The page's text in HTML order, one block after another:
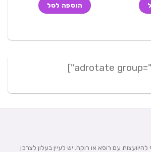
199 ₪.
262 ₪.
250 ₪.
הוספה לסל
עם רופא או רוקח. יש לעיין בעלון לצרכן